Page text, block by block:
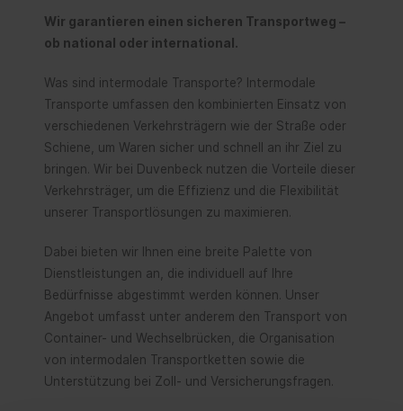
Wir garantieren einen sicheren Transportweg –
ob national oder international.
Was sind intermodale Transporte? Intermodale
Transporte umfassen den kombinierten Einsatz von
verschiedenen Verkehrsträgern wie der Straße oder
Schiene, um Waren sicher und schnell an ihr Ziel zu
bringen. Wir bei Duvenbeck nutzen die Vorteile dieser
Verkehrsträger, um die Effizienz und die Flexibilität
unserer Transportlösungen zu maximieren.
Dabei bieten wir Ihnen eine breite Palette von
Dienstleistungen an, die individuell auf Ihre
Bedürfnisse abgestimmt werden können. Unser
Angebot umfasst unter anderem den Transport von
Container- und Wechselbrücken, die Organisation
von intermodalen Transportketten sowie die
Unterstützung bei Zoll- und Versicherungsfragen.